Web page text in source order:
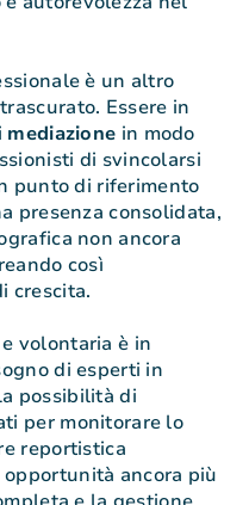
è un altro
Essere in
mediazione in modo
di svincolarsi
punto di riferimento
presenza consolidata,
non ancora
così
crescita.
volontaria è in
di esperti in
possibilità di
per monitorare lo
reportistica
ancora più